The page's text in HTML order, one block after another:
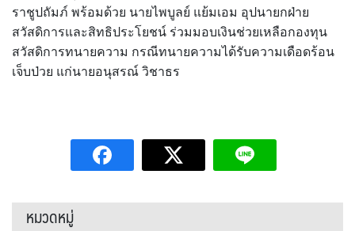
ราชูปถัมภ์ พร้อมด้วย นายไพบูลย์ แย้มเอม อุปนายกฝ่าย
สวัสดิการและสิทธิประโยชน์ ร่วมมอบเงินช่วยเหลือกองทุน
สวัสดิการทนายความ กรณีทนายความได้รับความเดือดร้อน
เจ็บป่วย แก่นายอนุสรณ์ วิชาธร
หมวดหมู่